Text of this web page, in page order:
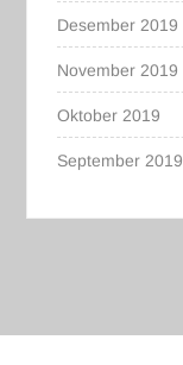
Desember 2019
November 2019
Oktober 2019
September 2019